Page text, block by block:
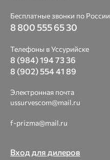
Бесплатные звонки по России
8 800 555 65 30
Телефоны в Уссурийске
8 (984) 194 73 36
8 (902) 554 41 89
Электронная почта
ussurvescom@mail.ru
f-prizma@mail.ru
Вход для дилеров